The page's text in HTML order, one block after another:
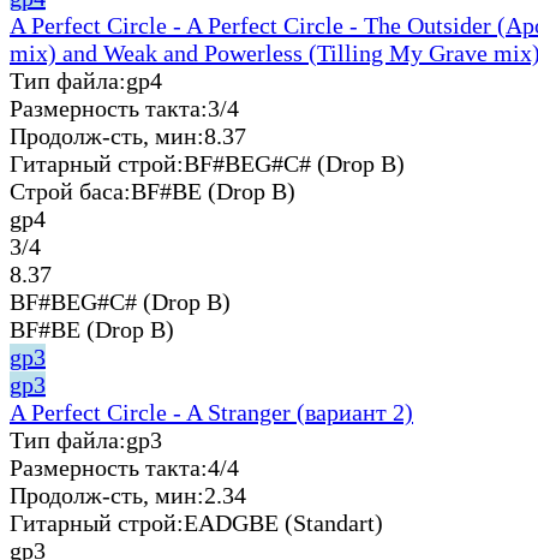
A Perfect Circle - A Perfect Circle - The Outsider
mix) and Weak and Powerless (Tilling My Grave
Тип файла:gp4
Размерность такта:3/4
Продолж-сть, мин:8.37
Гитарный строй:BF#BEG#C# (Drop B)
Строй баса:BF#BE (Drop B)
gp4
3/4
8.37
BF#BEG#C# (Drop B)
BF#BE (Drop B)
gp3
gp3
A Perfect Circle - A Stranger (вариант 2)
Тип файла:gp3
Размерность такта:4/4
Продолж-сть, мин:2.34
Гитарный строй:EADGBE (Standart)
gp3